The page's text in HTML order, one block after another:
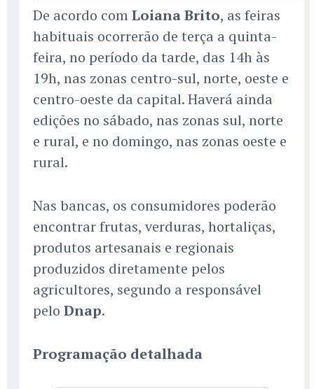
De acordo comLoiana Brito, as feiras
habituais ocorrerão de terça a quinta-
feira, no período da tarde, das 14h às
19h, nas zonas centro-sul, norte, oeste e
centro-oeste da capital. Haverá ainda
edições no sábado, nas zonas sul, norte
e rural, e no domingo, nas zonas oeste e
rural.
Nas bancas, os consumidores poderão
encontrar frutas, verduras, hortaliças,
produtos artesanais e regionais
produzidos diretamente pelos
agricultores, segundo a responsável
pelo Dnap.
Programação detalhada